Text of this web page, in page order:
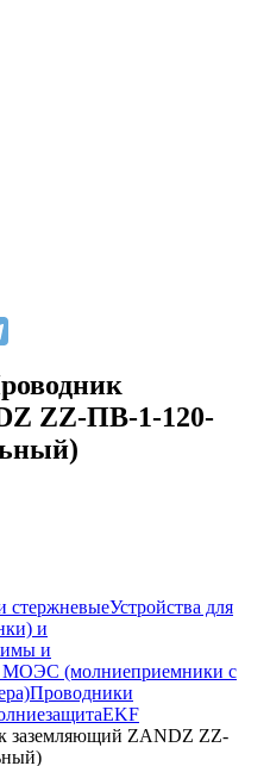
ZZ-ПВ-1-120-
стержневыеУстройства для
и
и
МОЭС (молниеприемники с
Проводники
EKF
ZANDZ ZZ-